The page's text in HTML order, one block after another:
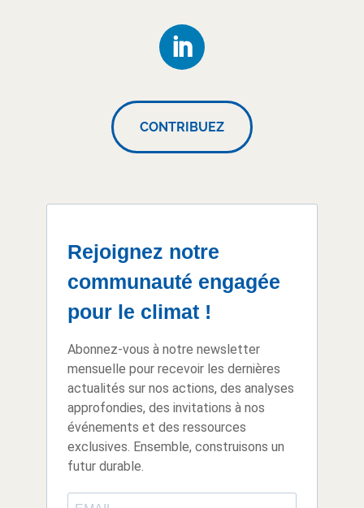
CONTRIBUEZ
Rejoignez notre
communauté engagée
pour le climat !
Abonnez-vous à notre newsletter
mensuelle pour recevoir les dernières
actualités sur nos actions, des analyses
approfondies, des invitations à nos
événements et des ressources
exclusives. Ensemble, construisons un
futur durable.